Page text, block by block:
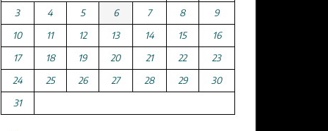
3
4 5 6 7 8
9
10
11 12 13 14 15
16
17
18 19 20 21 22
23
24
25 26 27 28 29
30
31